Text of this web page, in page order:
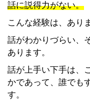
話に説得力がない。
こんな経験は、あり
話がわかりづらい、
あります。
話が上手い下手は、
かであって、誰でも
す。